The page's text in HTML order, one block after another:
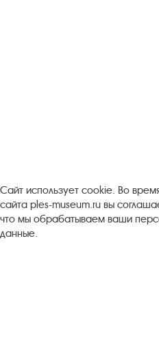
Copyright © http://
историко-
музей‑заповедник.
Сайт использует cookie. Во
сайта ples-museum.ru вы
что мы обрабатываем ваши
данные.